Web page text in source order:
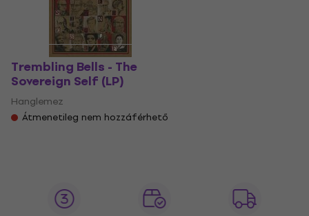
Trembling Bells - The
Sovereign Self (LP)
Hanglemez
Átmenetileg nem hozzáférhető